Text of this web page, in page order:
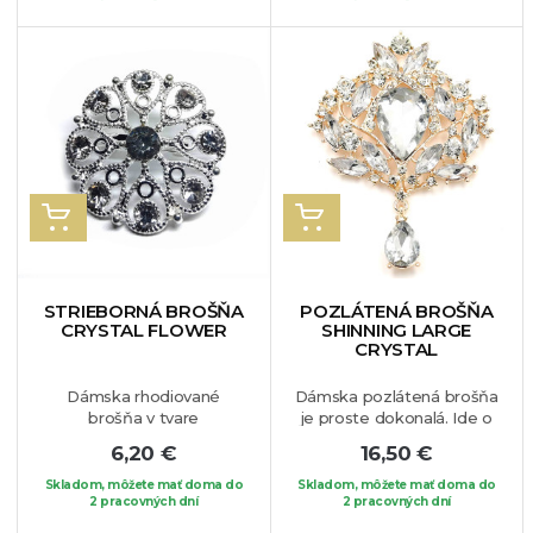
alebo len tak na Váš
obľúbený kúsok oblečenia.
VLOŽIŤ DO KOŠÍKA
STRIEBORNÁ BROŠŇA
CRYSTAL FLOWER
Dámska rhodiované
brošňa v tvare
krištálikmi. Brošňa je
vhodná na Vás obľúbený
kúsok oblečenia ale aj na
6,20 €
Skladom, môžete mať doma do
2 pracovných dní
VLOŽIŤ DO KOŠÍKA
POZLÁTENÁ BROŠŇA
SHINNING LARGE
CRYSTAL
Dámska pozlátená brošňa
je proste dokonalá. Ide o
ktorému sa stanete
neprehliadnuteľná a
neodolateľná. Vysoký lesk
16,50 €
Skladom, môžete mať doma do
2 pracovných dní